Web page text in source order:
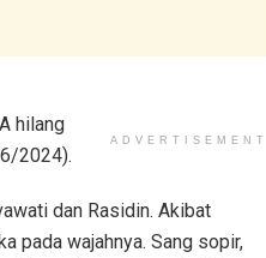
ADVERTISEMENT
hilang
2024).
dan Rasidin. Akibat
pada wajahnya. Sang sopir,